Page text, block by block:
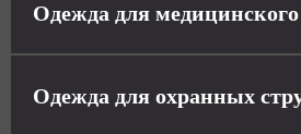
Одежда для медицинского
Одежда для охранных